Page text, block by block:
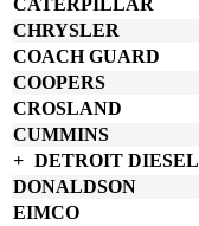
CHRYSLER
COACH GUARD
COOPERS
CROSLAND
CUMMINS
DETROIT DIESEL
DONALDSON
EIMCO